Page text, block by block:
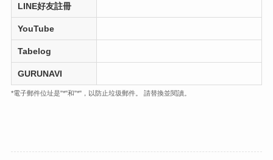
LINE好友註冊
YouTube
Tabelog
GURUNAVI
*電子郵件位址是"*"和"*"，以防止垃圾郵件。 請替換並閱讀。